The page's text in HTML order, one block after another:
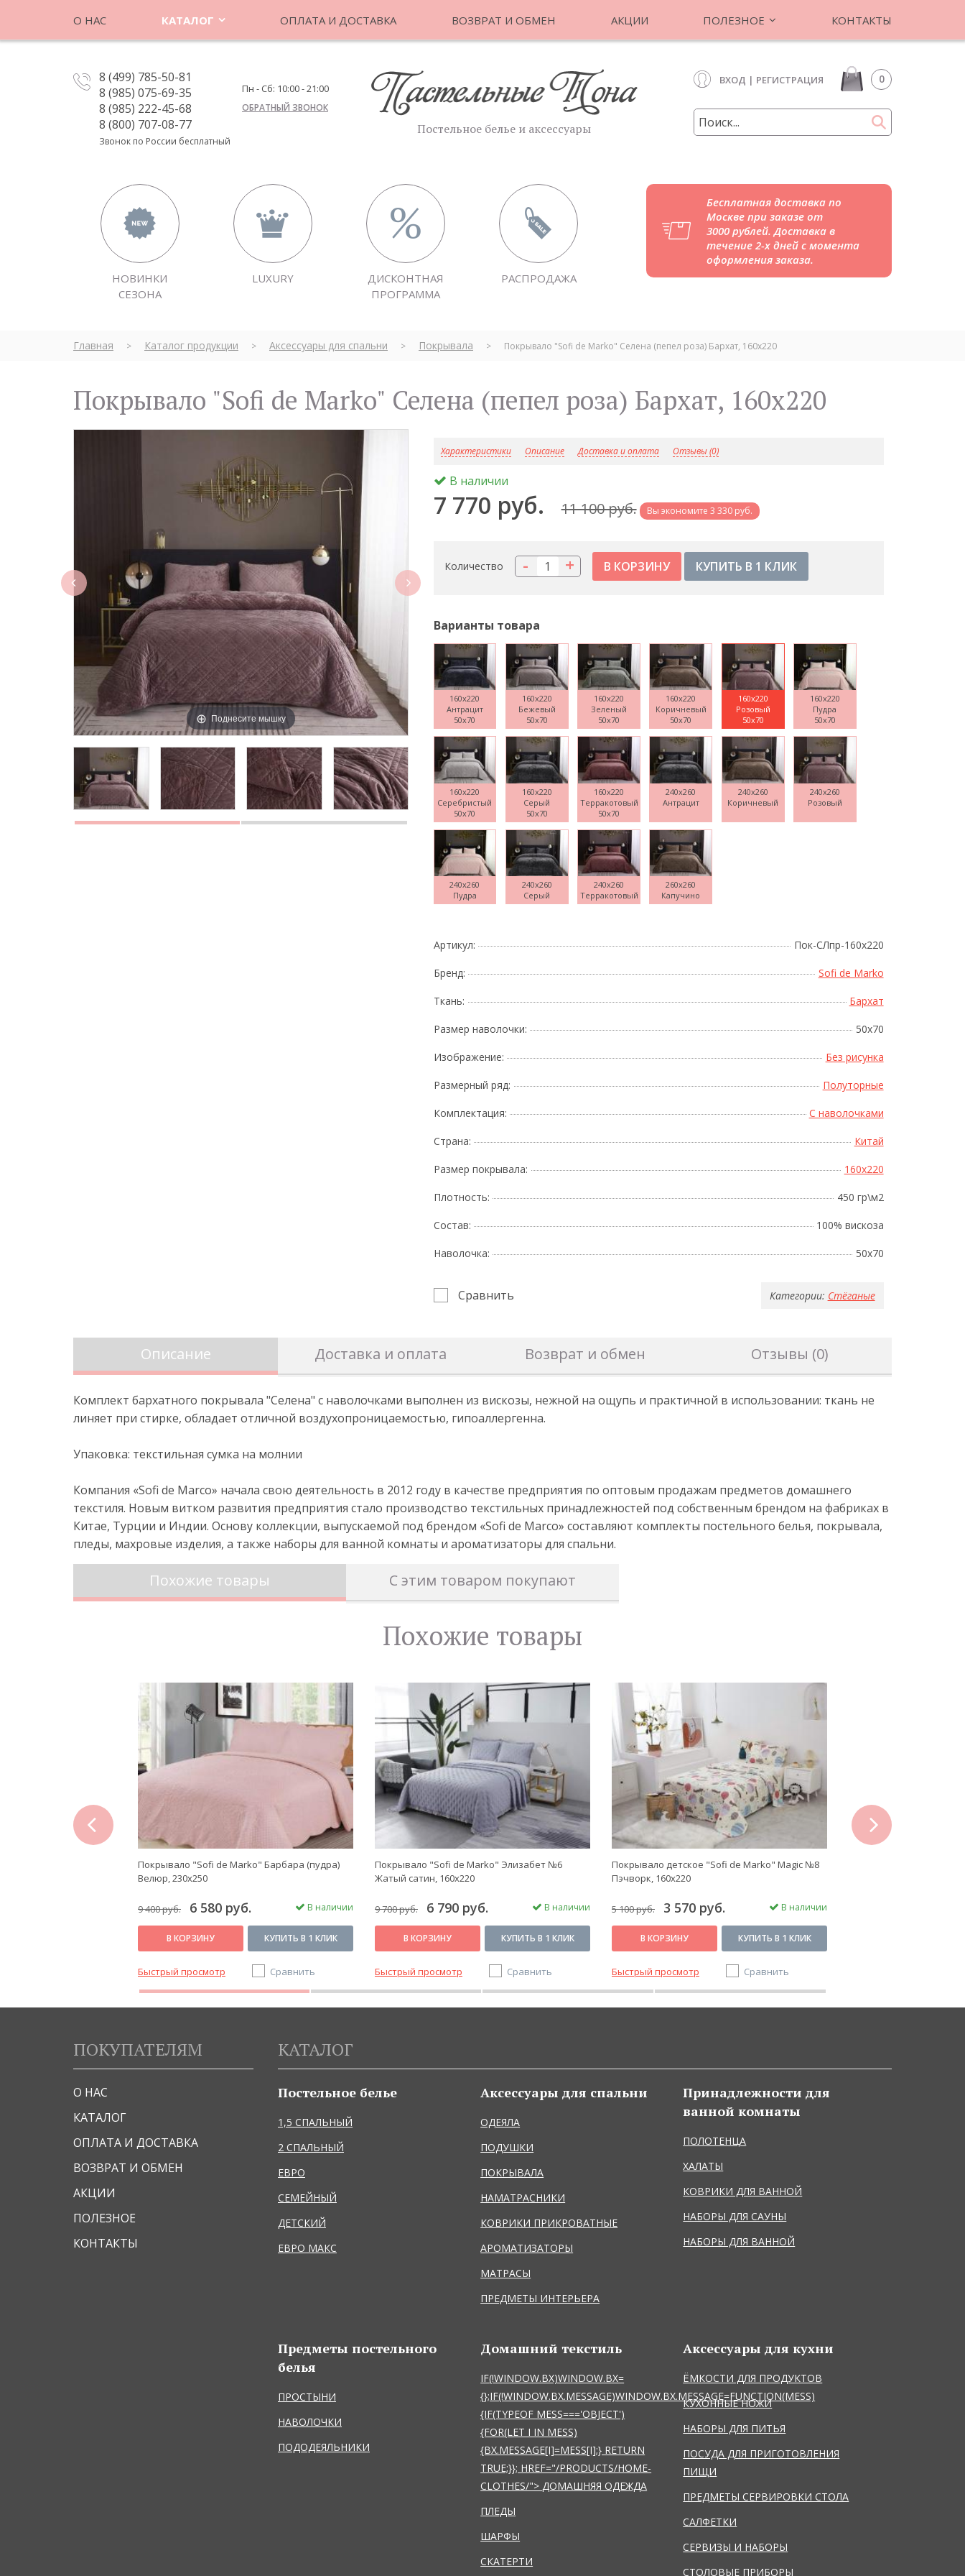
О НАС КАТАЛОГ ОПЛАТА И ДОСТАВКА ВОЗВРАТ И ОБМЕН АКЦИИ ПОЛЕЗНОЕ КОНТАКТЫ
8 (499) 785-50-81
8 (985) 075-69-35
8 (985) 222-45-68
8 (800) 707-08-77
Звонок по России бесплатный
Пн - Сб: 10:00 - 21:00
ОБРАТНЫЙ ЗВОНОК
ВХОД | РЕГИСТРАЦИЯ 0
Постельное белье и аксессуары
НОВИНКИ
СЕЗОНА
LUXURY
ДИСКОНТНАЯ
ПРОГРАММА
РАСПРОДАЖА
Бесплатная доставка по
Москве при заказе от
3000 рублей. Доставка в
течение 2-х дней с момента
оформления заказа.
Главная > Каталог продукции > Аксессуары для спальни > Покрывала > Покрывало "Sofi de Marko" Селена (пепел роза) Бархат, 160х220
Покрывало "Sofi de Marko" Селена (пепел роза) Бархат, 160х220
Поднесите мышку Поднесите мышку
next
Характеристики Описание Доставка и оплата Отзывы (0)
В наличии
7 770 руб. 11 100 руб. Вы экономите 3 330 руб.
Количество +
- КУПИТЬ В 1 КЛИК
Варианты товара
160x220
Антрацит
50x70
160x220
Бежевый
50x70
160x220
Зеленый
50x70
160x220
Коричневый
50x70
160x220
Розовый
50x70
160x220
Пудра
50x70
160x220
Серебристый
50x70
160x220
Серый
50x70
160x220
Терракотовый
50x70
240x260
Антрацит
240x260
Коричневый
240x260
Розовый
240x260
Пудра
240x260
Серый
240x260
Терракотовый
260x260
Капучино
Артикул: Пок-СЛпр-160х220
Бренд: Sofi de Marko
Ткань: Бархат
Размер наволочки: 50x70
Изображение: Без рисунка
Размерный ряд: Полуторные
Комплектация: С наволочками
Страна: Китай
Размер покрывала: 160x220
Плотность: 450 гр\м2
Состав: 100% вискоза
Наволочка: 50х70
Сравнить Категории: Стёганые
Описание Доставка и оплата Возврат и обмен Отзывы (0)
Комплект бархатного покрывала "Селена" с наволочками выполнен из вискозы, нежной на ощупь и практичной в использовании: ткань не
линяет при стирке, обладает отличной воздухопроницаемостью, гипоаллергенна.
Упаковка: текстильная сумка на молнии
Компания «Sofi de Marco» начала свою деятельность в 2012 году в качестве предприятия по оптовым продажам предметов домашнего
текстиля. Новым витком развития предприятия стало производство текстильных принадлежностей под собственным брендом на фабриках в
Китае, Турции и Индии. Основу коллекции, выпускаемой под брендом «Sofi de Marco» составляют комплекты постельного белья, покрывала,
пледы, махровые изделия, а также наборы для ванной комнаты и ароматизаторы для спальни.
Похожие товары С этим товаром покупают
Похожие товары
Покрывало "Sofi de Marko" Барбара (пудра)
Велюр, 230х250
9 400 руб. 6 580 руб. В наличии
В КОРЗИНУ КУПИТЬ В 1 КЛИК
Быстрый просмотр Сравнить
Покрывало "Sofi de Marko" Элизабет №6
Жатый сатин, 160х220
9 700 руб. 6 790 руб. В наличии
В КОРЗИНУ КУПИТЬ В 1 КЛИК
Быстрый просмотр Сравнить
Покрывало детское "Sofi de Marko" Magic №8
Пэчворк, 160х220
5 100 руб. 3 570 руб. В наличии
В КОРЗИНУ КУПИТЬ В 1 КЛИК
Быстрый просмотр Сравнить
next
ПОКУПАТЕЛЯМ
О НАС
КАТАЛОГ
ОПЛАТА И ДОСТАВКА
ВОЗВРАТ И ОБМЕН
АКЦИИ
ПОЛЕЗНОЕ
КОНТАКТЫ
КАТАЛОГ
Постельное белье
1,5 СПАЛЬНЫЙ
2 СПАЛЬНЫЙ
ЕВРО
СЕМЕЙНЫЙ
ДЕТСКИЙ
ЕВРО МАКС
Аксессуары для спальни
ОДЕЯЛА
ПОДУШКИ
ПОКРЫВАЛА
НАМАТРАСНИКИ
КОВРИКИ ПРИКРОВАТНЫЕ
АРОМАТИЗАТОРЫ
МАТРАСЫ
ПРЕДМЕТЫ ИНТЕРЬЕРА
Принадлежности для
ванной комнаты
ПОЛОТЕНЦА
ХАЛАТЫ
КОВРИКИ ДЛЯ ВАННОЙ
НАБОРЫ ДЛЯ САУНЫ
НАБОРЫ ДЛЯ ВАННОЙ
Предметы постельного
белья
ПРОСТЫНИ
НАВОЛОЧКИ
ПОДОДЕЯЛЬНИКИ
Домашний текстиль
IF(!WINDOW.BX)WINDOW.BX=
{};IF(!WINDOW.BX.MESSAGE)WINDOW.BX.MESSAGE=FUNCTION(MESS)
{IF(TYPEOF MESS==='OBJECT')
{FOR(LET I IN MESS)
{BX.MESSAGE[I]=MESS[I];} RETURN
TRUE;}}; HREF="/PRODUCTS/HOME-
CLOTHES/">ДОМАШНЯЯ ОДЕЖДА
ПЛЕДЫ
ШАРФЫ
СКАТЕРТИ
Аксессуары для кухни
ЁМКОСТИ ДЛЯ ПРОДУКТОВ
КУХОННЫЕ НОЖИ
НАБОРЫ ДЛЯ ПИТЬЯ
ПОСУДА ДЛЯ ПРИГОТОВЛЕНИЯ
ПИЩИ
ПРЕДМЕТЫ СЕРВИРОВКИ СТОЛА
САЛФЕТКИ
СЕРВИЗЫ И НАБОРЫ
СТОЛОВЫЕ ПРИБОРЫ